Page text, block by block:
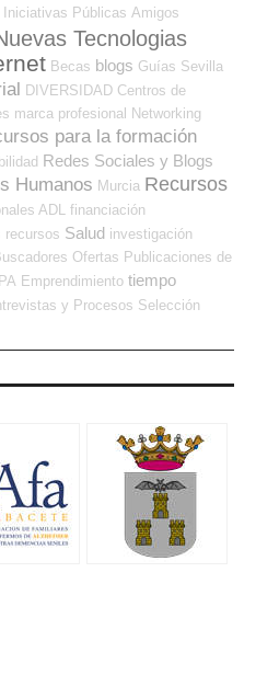
Iniciativas Públicas Amigos
Tecnologias
Becas blogs Guías Sevilla
DIVERSIDAD Centros de
marca profesional Networking
para la formación
Redes Sociales y Blogs
Humanos Murcia Recursos
ADL financiación
recursos Salud investigación
Ofertas Publicaciones de
Emprendimiento tiempo
y Procesos Selección